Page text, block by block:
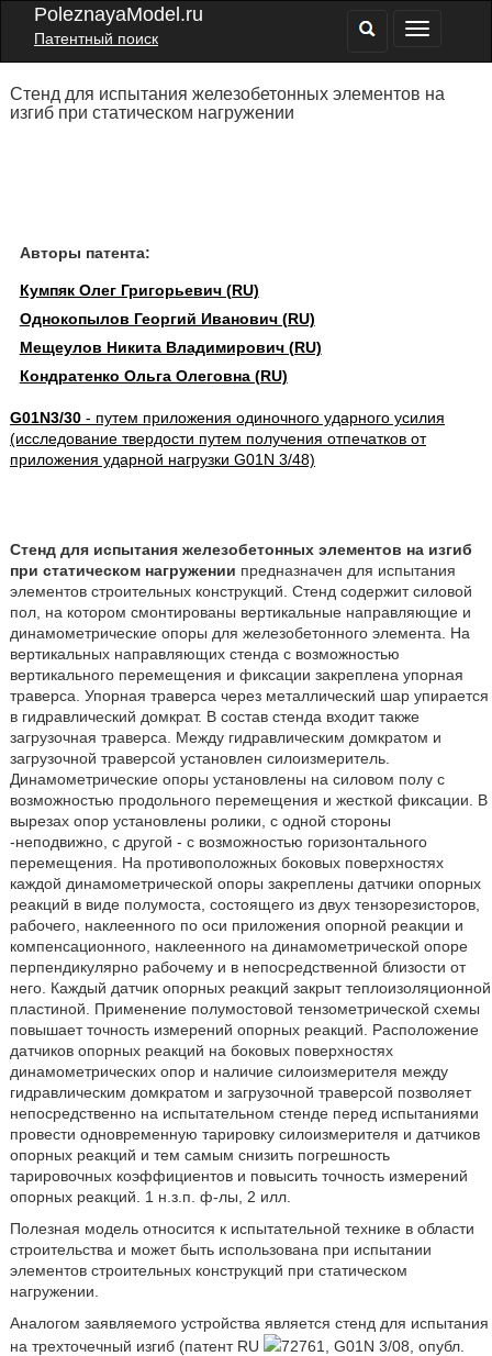
PoleznayaModel.ru
Патентный поиск
Стенд для испытания железобетонных элементов на
изгиб при статическом нагружении
Авторы патента:
Кумпяк Олег Григорьевич (RU)
Однокопылов Георгий Иванович (RU)
Мещеулов Никита Владимирович (RU)
Кондратенко Ольга Олеговна (RU)
G01N3/30- путем приложения одиночного ударного усилия
(исследование твердости путем получения отпечатков от
приложения ударной нагрузки G01N 3/48)
Стенд для испытания железобетонных элементов на изгиб
при статическом нагружении предназначен для испытания
элементов строительных конструкций. Стенд содержит силовой
пол, на котором смонтированы вертикальные направляющие и
динамометрические опоры для железобетонного элемента. На
вертикальных направляющих стенда с возможностью
вертикального перемещения и фиксации закреплена упорная
траверса. Упорная траверса через металлический шар упирается
в гидравлический домкрат. В состав стенда входит также
загрузочная траверса. Между гидравлическим домкратом и
загрузочной траверсой установлен силоизмеритель.
Динамометрические опоры установлены на силовом полу с
возможностью продольного перемещения и жесткой фиксации. В
вырезах опор установлены ролики, с одной стороны
-неподвижно, с другой - с возможностью горизонтального
перемещения. На противоположных боковых поверхностях
каждой динамометрической опоры закреплены датчики опорных
реакций в виде полумоста, состоящего из двух тензорезисторов,
рабочего, наклеенного по оси приложения опорной реакции и
компенсационного, наклеенного на динамометрической опоре
перпендикулярно рабочему и в непосредственной близости от
него. Каждый датчик опорных реакций закрыт теплоизоляционной
пластиной. Применение полумостовой тензометрической схемы
повышает точность измерений опорных реакций. Расположение
датчиков опорных реакций на боковых поверхностях
динамометрических опор и наличие силоизмерителя между
гидравлическим домкратом и загрузочной траверсой позволяет
непосредственно на испытательном стенде перед испытаниями
провести одновременную тарировку силоизмерителя и датчиков
опорных реакций и тем самым снизить погрешность
тарировочных коэффициентов и повысить точность измерений
опорных реакций. 1 н.з.п. ф-лы, 2 илл.
Полезная модель относится к испытательной технике в области
строительства и может быть использована при испытании
элементов строительных конструкций при статическом
нагружении.
Аналогом заявляемого устройства является стенд для испытания
на трехточечный изгиб (патент RU
72761, G01N 3/08, опубл.